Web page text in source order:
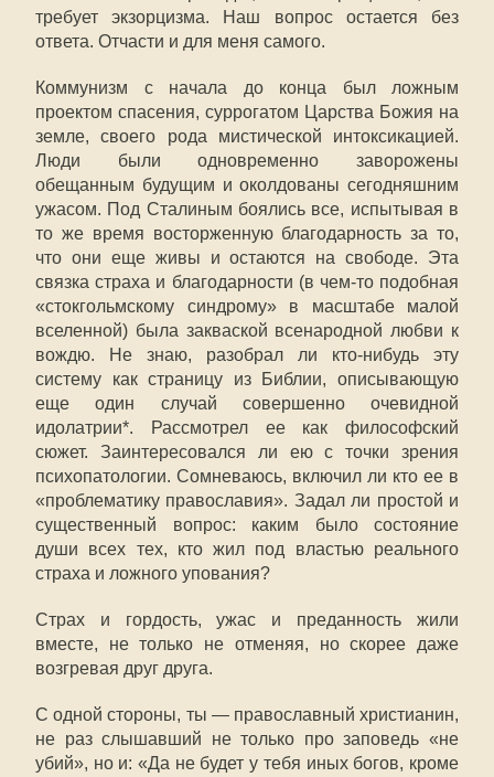
требует экзорцизма. Наш вопрос остается без
ответа. Отчасти и для меня самого.
Коммунизм с начала до конца был ложным
проектом спасения, суррогатом Царства Божия на
земле, своего рода мистической интоксикацией.
Люди были одновременно заворожены
обещанным будущим и околдованы сегодняшним
ужасом. Под Сталиным боялись все, испытывая в
то же время восторженную благодарность за то,
что они еще живы и остаются на свободе. Эта
связка страха и благодарности (в чем-то подобная
«стокгольмскому синдрому» в масштабе малой
вселенной) была закваской всенародной любви к
вождю. Не знаю, разобрал ли кто-нибудь эту
систему как страницу из Библии, описывающую
еще один случай совершенно очевидной
идолатрии*. Рассмотрел ее как философский
сюжет. Заинтересовался ли ею с точки зрения
психопатологии. Сомневаюсь, включил ли кто ее в
«проблематику православия». Задал ли простой и
существенный вопрос: каким было состояние
души всех тех, кто жил под властью реального
страха и ложного упования?
Страх и гордость, ужас и преданность жили
вместе, не только не отменяя, но скорее даже
возгревая друг друга.
С одной стороны, ты — православный христианин,
не раз слышавший не только про заповедь «не
убий», но и: «Да не будет у тебя иных богов, кроме